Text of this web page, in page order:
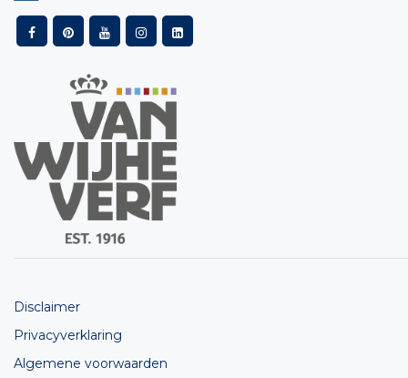
Disclaimer
Privacyverklaring
Algemene voorwaarden